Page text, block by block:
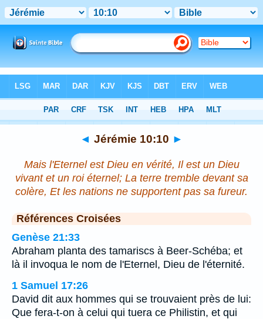
Chapitre 10 > Verset 10
◄ Jérémie 10:10 ►
Mais l'Eternel est Dieu en vérité, Il est un Dieu
vivant et un roi éternel; La terre tremble devant sa
colère, Et les nations ne supportent pas sa fureur.
Références Croisées
Genèse 21:33
Abraham planta des tamariscs à Beer-Schéba; et
là il invoqua le nom de l'Eternel, Dieu de l'éternité.
1 Samuel 17:26
David dit aux hommes qui se trouvaient près de lui:
Que fera-t-on à celui qui tuera ce Philistin, et qui